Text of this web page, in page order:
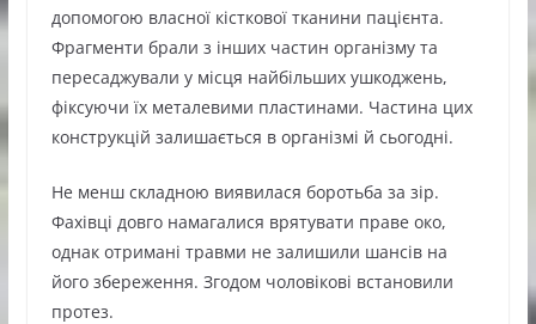
допомогою власної кісткової тканини пацієнта.
Фрагменти брали з інших частин організму та
пересаджували у місця найбільших ушкоджень,
фіксуючи їх металевими пластинами. Частина цих
конструкцій залишається в організмі й сьогодні.
Не менш складною виявилася боротьба за зір.
Фахівці довго намагалися врятувати праве око,
однак отримані травми не залишили шансів на
його збереження. Згодом чоловікові встановили
протез.